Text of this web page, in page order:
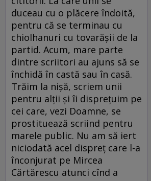
duceau cu o plăcere îndoită,
pentru că se terminau cu
chiolhanuri cu tovarășii de la
partid. Acum, mare parte
dintre scriitori au ajuns să se
închidă în castă sau în casă.
Trăim la nișă, scriem unii
pentru alții și îi disprețuim pe
cei care, vezi Doamne, se
prostituează scriind pentru
marele public. Nu am să iert
niciodată acel dispreț care l-a
înconjurat pe Mircea
Cărtărescu atunci cînd a